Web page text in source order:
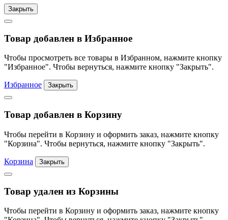
Закрыть
Товар добавлен в Избранное
Чтобы просмотреть все товары в Избранном, нажмите кнопку
"Избранное". Чтобы вернуться, нажмите кнопку "Закрыть".
Избранное Закрыть
Товар добавлен в Корзину
Чтобы перейти в Корзину и оформить заказ, нажмите кнопку
"Корзина". Чтобы вернуться, нажмите кнопку "Закрыть".
Корзина Закрыть
Товар удален из Корзины
Чтобы перейти в Корзину и оформить заказ, нажмите кнопку